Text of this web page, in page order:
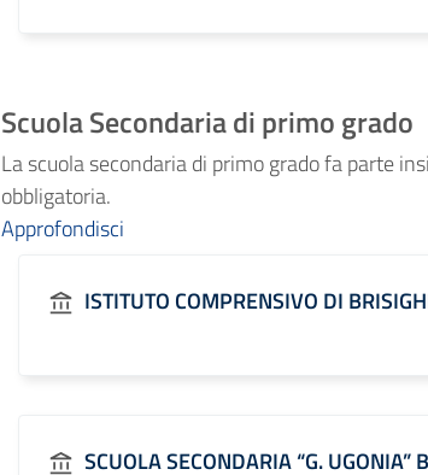
Scuola Secondaria di primo grado
La scuola secondaria di primo grado fa parte
obbligatoria.
Approfondisci
ISTITUTO COMPRENSIVO DI
SCUOLA SECONDARIA “G. UGONIA”